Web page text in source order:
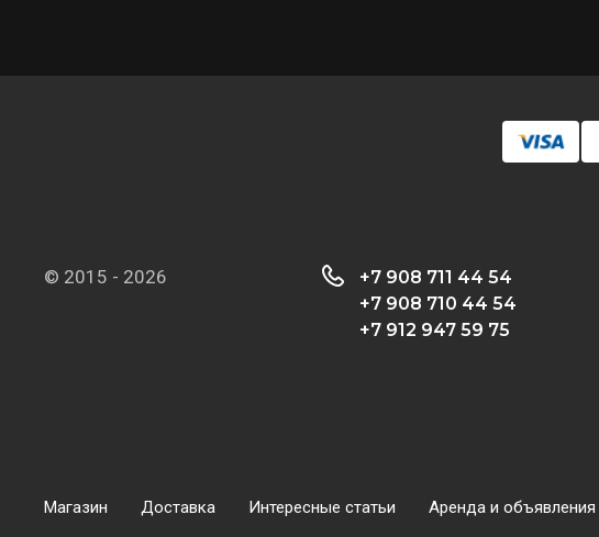
© 2015 - 2026
+7 908 711 44 54
+7 908 710 44 54
+7 912 947 59 75
Магазин Доставка Интересные статьи Аренда и объявления